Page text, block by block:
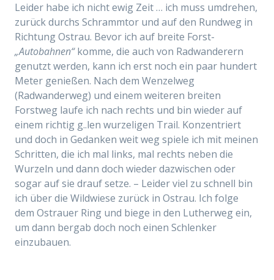
Leider habe ich nicht ewig Zeit … ich muss umdrehen,
zurück durchs Schrammtor und auf den Rundweg in
Richtung Ostrau. Bevor ich auf breite Forst-
„Autobahnen“komme, die auch von Radwanderern
genutzt werden, kann ich erst noch ein paar hundert
Meter genießen. Nach dem Wenzelweg
(Radwanderweg) und einem weiteren breiten
Forstweg laufe ich nach rechts und bin wieder auf
einem richtig g..len wurzeligen Trail. Konzentriert
und doch in Gedanken weit weg spiele ich mit meinen
Schritten, die ich mal links, mal rechts neben die
Wurzeln und dann doch wieder dazwischen oder
sogar auf sie drauf setze. – Leider viel zu schnell bin
ich über die Wildwiese zurück in Ostrau. Ich folge
dem Ostrauer Ring und biege in den Lutherweg ein,
um dann bergab doch noch einen Schlenker
einzubauen.